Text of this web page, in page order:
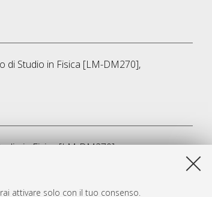
attivare solo con il tuo consenso.
di Studio in Fisica [LM-DM270],
inFisica [LM-DM270]
generata il